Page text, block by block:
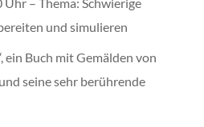
und simulieren
ein Buch mit Gemälden von
seine sehr berührende